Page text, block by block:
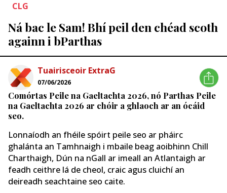
CLG
Ná bac le Sam! Bhí peil den chéad scoth
againn i bParthas
Tuairisceoir ExtraG
07/06/2026
Comórtas Peile na Gaeltachta 2026, nó Parthas Peile
na Gaeltachta 2026 ar chóir a ghlaoch ar an ócáid ​​
seo.
Lonnaíodh an fhéile spóirt peile seo ar pháirc
ghalánta an Tamhnaigh i mbaile beag aoibhinn Chill
Charthaigh, Dún na nGall ar imeall an Atlantaigh ar
feadh ceithre lá de cheol, craic agus cluichí an
deireadh seachtaine seo caite.